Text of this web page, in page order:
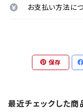
お支払い方法に
保存
最近チェックした商